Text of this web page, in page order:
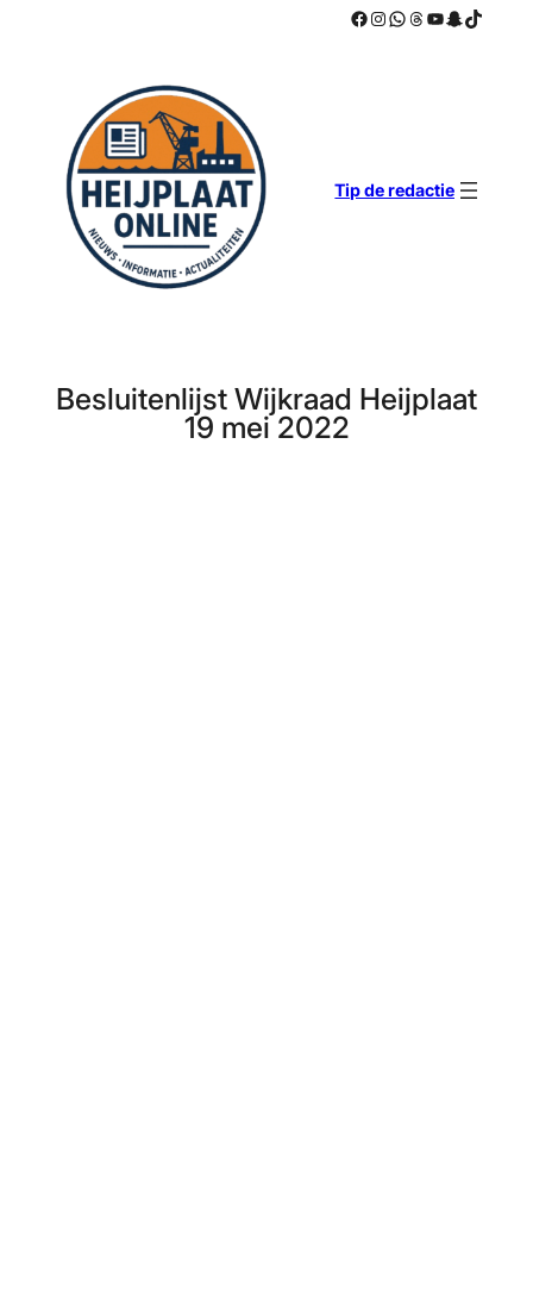
Facebook
Instagram
WhatsApp
Threads
YouTube
Snapchat
TikTok
Tip de redactie
Besluitenlijst Wijkraad Heijplaat
19 mei 2022